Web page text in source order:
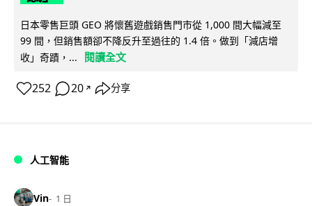
日本零售巨頭 GEO 將懷舊遊戲銷售門市從 1,000 間大幅減至
99 間，但銷售額卻不降反升至過往的 1.4 倍。做到「減店增
收」奇蹟，...
閱讀全文
252 20 ↗ 分享
人工智能
Vin 1 日